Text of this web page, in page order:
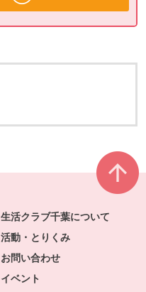
生活クラブ千葉について
活動・とりくみ
お問い合わせ
イベント